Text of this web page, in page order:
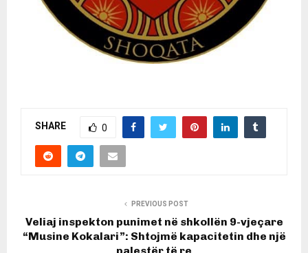
SHARE 0
PREVIOUS POST
Veliaj inspekton punimet në shkollën 9-vjeçare
“Musine Kokalari”: Shtojmë kapacitetin dhe një
palestër të re